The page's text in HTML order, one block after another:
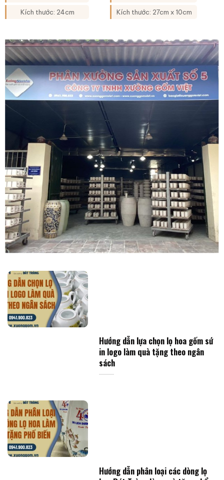
Kích thước: 24cm Kích thước: 27cm x 10cm
Hướng dẫn lựa chọn lọ hoa gốm sứ
in logo làm quà tặng theo ngân
sách
Hướng dẫn phân loại các dòng lọ